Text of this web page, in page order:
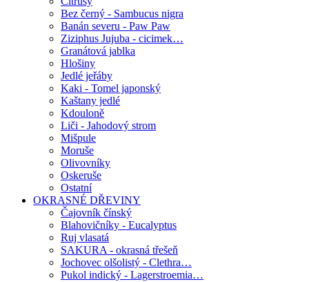
Bez černý - Sambucus nigra
Banán severu - Paw Paw
Ziziphus Jujuba - cicimek…
Granátová jablka
Hlošiny
Jedlé jeřáby
Kaki - Tomel japonský
Kaštany jedlé
Kdouloně
Liči - Jahodový strom
Mišpule
Moruše
Olivovníky
Oskeruše
Ostatní
OKRASNÉ DŘEVINY
Čajovník čínský
Blahovičníky - Eucalyptus
Ruj vlasatá
SAKURA - okrasná třešeň
Jochovec olšolistý - Clethra…
Pukol indický - Lagerstroemia…